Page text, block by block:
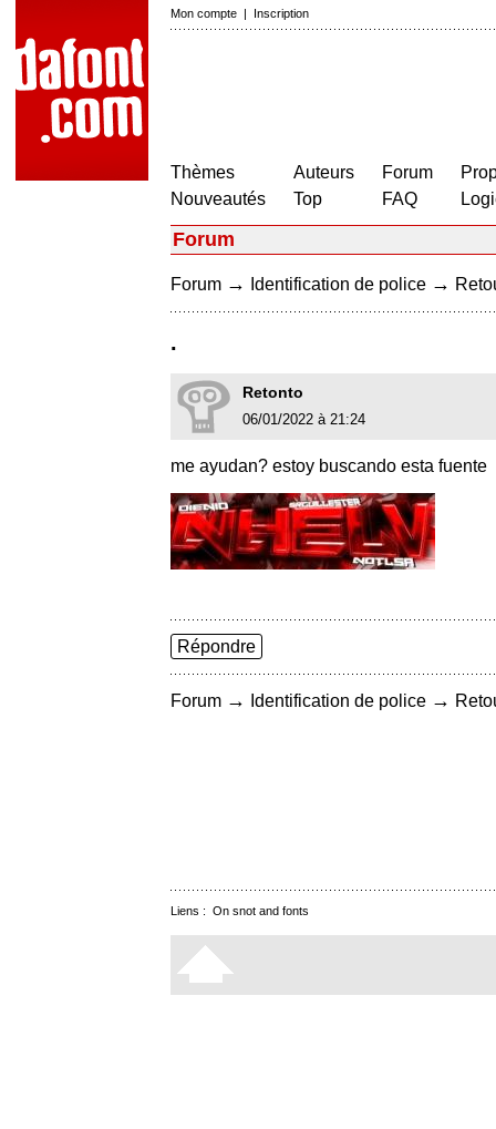
Mon compte | Inscription
Thèmes
Nouveautés
Auteurs
Top
Forum
FAQ
Forum
Forum → Identification de police →
.
Retonto
06/01/2022 à 21:24
me ayudan? estoy buscando esta fuente
Répondre
Forum → Identification de police →
Liens : On snot and fonts